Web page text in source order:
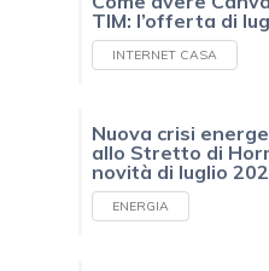
TIM: l’offerta di
INTERNET CASA
Nuova crisi
allo Stretto di
novità di luglio
ENERGIA